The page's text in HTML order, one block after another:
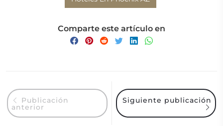
Comparte este artículo en
Siguiente publicación
Publicación
anterior